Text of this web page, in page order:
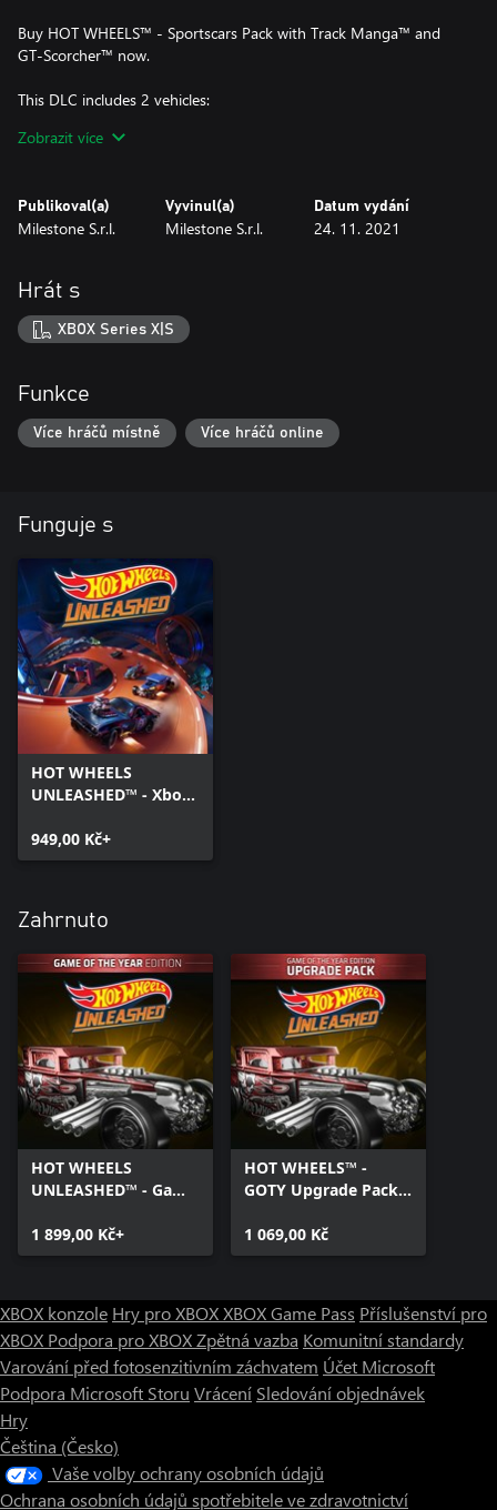
Buy HOT WHEELS™ - Sportscars Pack with Track Manga™ and
GT-Scorcher™ now.
This DLC includes 2 vehicles:
- GT-Scorcher™
Zobrazit více
Publikoval(a)
Milestone S.r.l.
Vyvinul(a)
Milestone S.r.l.
Datum vydání
24. 11. 2021
Hrát s
XBOX Series X|S
Funkce
Více hráčů místně Více hráčů online
Funguje s
HOT WHEELS
UNLEASHED™ - Xbox
949,00 Kč+
Zahrnuto
HOT WHEELS
UNLEASHED™ - Game
Xbox Series X|S
1 899,00 Kč+
HOT WHEELS™ -
GOTY Upgrade Pack -
1 069,00 Kč
XBOX konzole Hry pro XBOXXBOX Game Pass Příslušenství pro
XBOX Podpora pro XBOXZpětná vazba Komunitní standardy
Varování před fotosenzitivním záchvatem Účet Microsoft
Podpora Microsoft Storu Vrácení Sledování objednávek
Hry
Čeština (Česko)
Vaše volby ochrany osobních údajů
Ochrana osobních údajů spotřebitele ve zdravotnictví